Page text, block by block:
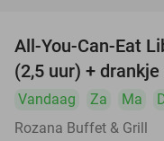
All-You-Can-Eat
(2,5 uur) +
Vandaag Za Ma
Rozana Buffet & Grill